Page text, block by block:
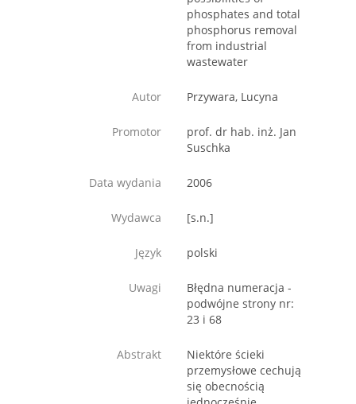
phosphates and total
phosphorus removal
from industrial
wastewater
Autor Przywara, Lucyna
Promotor
prof. dr hab. inż. Jan
Suschka
Data wydania 2006
Wydawca [s.n.]
Język polski
Uwagi
Błędna numeracja -
podwójne strony nr:
23 i 68
Abstrakt
Niektóre ścieki
przemysłowe cechują
się obecnością